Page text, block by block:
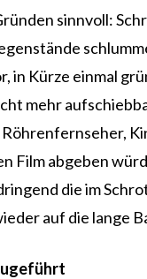
sinnvoll:
in Kürze einmal
mehr
Film abgeben
die im
auf die lange